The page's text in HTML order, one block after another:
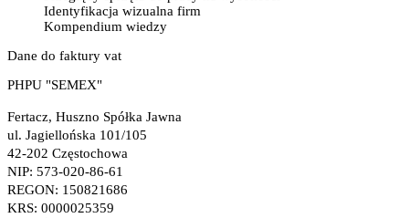
Identyfikacja wizualna firm
Kompendium wiedzy
Dane do faktury vat
PHPU "SEMEX"
Fertacz, Huszno Spółka Jawna
ul. Jagiellońska 101/105
42-202 Częstochowa
NIP: 573-020-86-61
REGON: 150821686
KRS: 0000025359